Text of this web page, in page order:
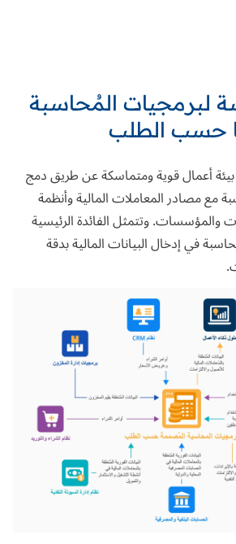
لبرمجيات المُحاسبة
حسب الطلب
أعمال قوية ومتماسكة عن طريق دمج
مع مصادر المعاملات المالية وأنظمة
والمؤسسات. وتتمثل الفائدة الرئيسية
في إدخال البيانات المالية بدقة